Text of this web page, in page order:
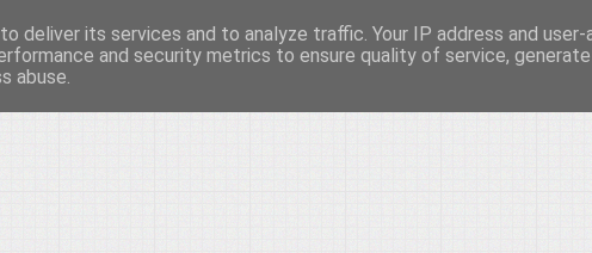
τον πολιτισμό, σε κάθε του μορφή και έκταση...
deliver its services and to analyze traffic. Your IP address and user-
and security metrics to ensure quality of service,
abuse.